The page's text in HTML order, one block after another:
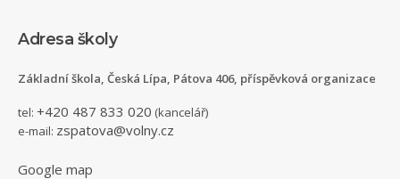
Adresa školy
Základní škola, Česká Lípa, Pátova 406, příspěvková organizace
tel: +420 487 833 020 (kancelář)
e-mail: zspatova@volny.cz
Google map